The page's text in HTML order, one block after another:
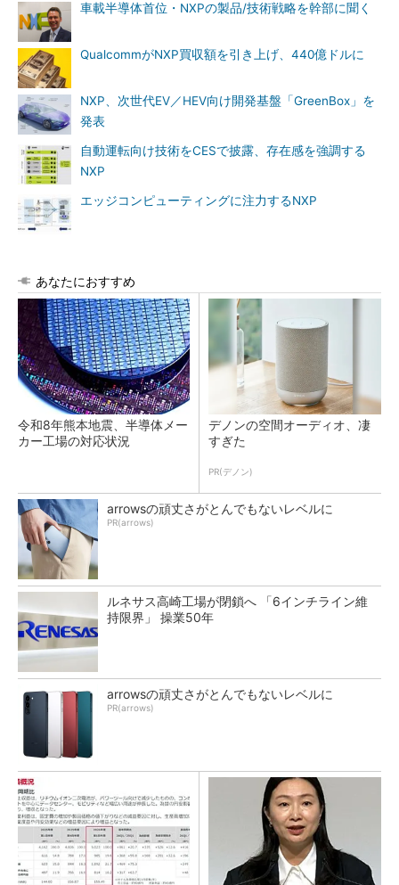
車載半導体首位・NXPの製品/技術戦略を幹部に聞く
QualcommがNXP買収額を引き上げ、440億ドルに
NXP、次世代EV／HEV向け開発基盤「GreenBox」を
発表
自動運転向け技術をCESで披露、存在感を強調する
NXP
エッジコンピューティングに注力するNXP
あなたにおすすめ
令和8年熊本地震、半導体メー
カー工場の対応状況
デノンの空間オーディオ、凄
すぎた
PR(デノン)
arrowsの頑丈さがとんでもないレベルに
PR(arrows)
ルネサス高崎工場が閉鎖へ 「6インチライン維
持限界」 操業50年
arrowsの頑丈さがとんでもないレベルに
PR(arrows)